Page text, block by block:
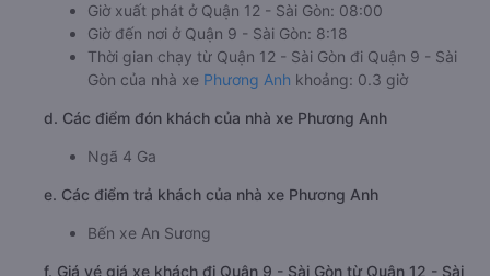
Giờ xuất phát ở Quận 12 - Sài Gòn: 08:00
Giờ đến nơi ở Quận 9 - Sài Gòn: 8:18
Thời gian chạy từ Quận 12 - Sài Gòn đi Quận 9 - Sài
Gòn của nhà xe Phương Anh khoảng: 0.3 giờ
d. Các điểm đón khách của nhà xe Phương Anh
Ngã 4 Ga
e. Các điểm trả khách của nhà xe Phương Anh
Bến xe An Sương
f. Giá vé giá xe khách đi Quận 9 - Sài Gòn từ Quận 12 - Sài